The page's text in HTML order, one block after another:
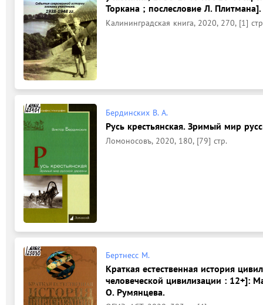
Торкана ; послесловие Л. Плитмана].
Калининградская книга, 2020, 270, [1]
Бердинских В. А.
Русь крестьянская. Зримый мир
Ломоносовъ, 2020, 180, [79] стр.
Бертнесс М.
Краткая естественная история
человеческой цивилизации : 12+]:
О. Румянцева.